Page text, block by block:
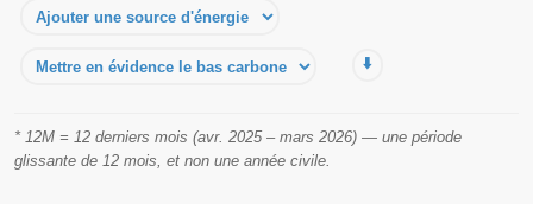
⬇️
* 12M = 12 derniers mois (avr. 2025 – mars 2026) — une période
glissante de 12 mois, et non une année civile.